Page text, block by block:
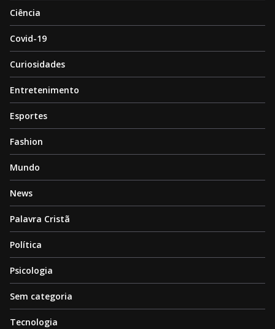
Ciência
Covid-19
Curiosidades
Entretenimento
Esportes
Fashion
Mundo
News
Palavra Cristã
Política
Psicologia
Sem categoria
Tecnologia